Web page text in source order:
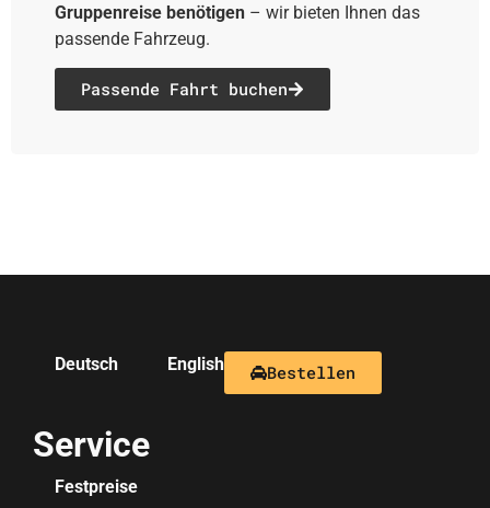
Gruppenreise benötigen – wir bieten Ihnen das
passende Fahrzeug.
Passende Fahrt buchen
Deutsch English Bestellen
Service
Festpreise